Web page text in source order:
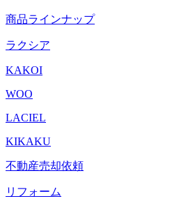
商品ラインナップ
ラクシア
KAKOI
WOO
LACIEL
KIKAKU
不動産売却依頼
リフォーム